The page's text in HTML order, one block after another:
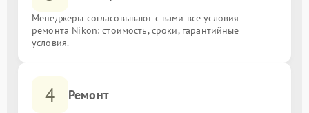
Менеджеры согласовывают с вами все условия
ремонта Nikon: стоимость, сроки, гарантийные
условия.
4 Ремонт